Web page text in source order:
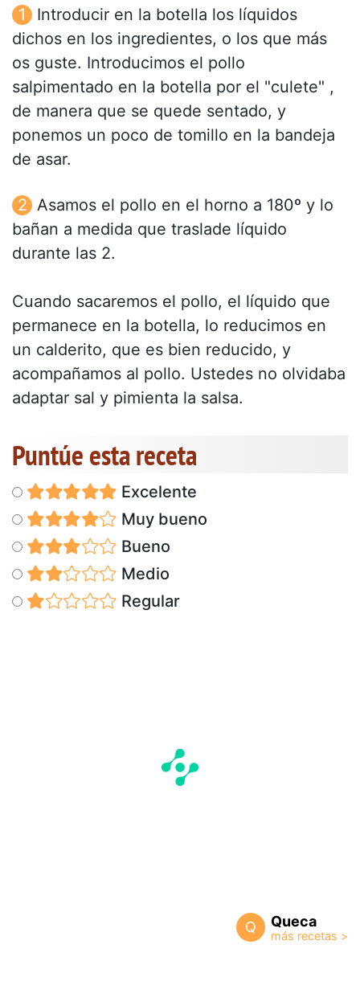
Introducir en la botella los líquidos
dichos en los ingredientes, o los que más
os guste. Introducimos el pollo
salpimentado en la botella por el "culete" ,
de manera que se quede sentado, y
ponemos un poco de tomillo en la bandeja
de asar.
Asamos el pollo en el horno a 180º y lo
bañan a medida que traslade líquido
durante las 2.
Cuando sacaremos el pollo, el líquido que
permanece en la botella, lo reducimos en
un calderito, que es bien reducido, y
acompañamos al pollo. Ustedes no olvidaba
adaptar sal y pimienta la salsa.
Puntúe esta receta
Excelente
Muy bueno
Bueno
Medio
Regular
Q Queca